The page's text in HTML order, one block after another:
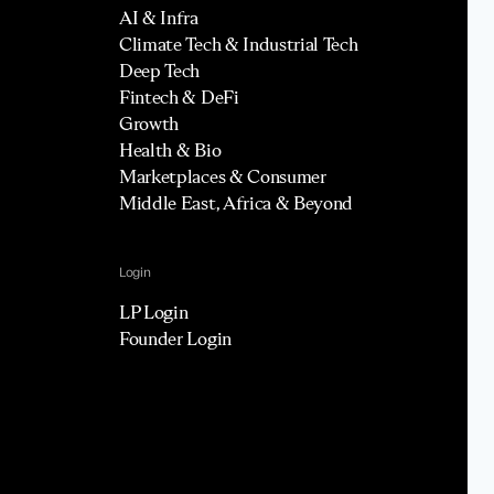
AI & Infra
Climate Tech & Industrial Tech
Deep Tech
Fintech & DeFi
Growth
Health & Bio
Marketplaces & Consumer
Middle East, Africa & Beyond
Login
LP Login
Founder Login